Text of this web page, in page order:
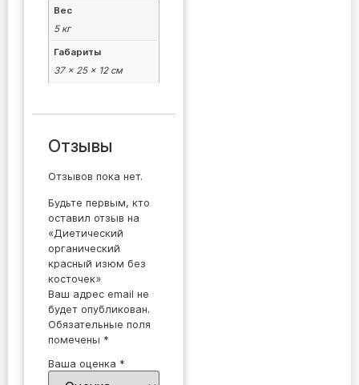
Вес
5 кг
Габариты
37 × 25 × 12 см
Отзывы
Отзывов пока нет.
Будьте первым, кто
оставил отзыв на
«Диетический
органический
красный изюм без
косточек»
Ваш адрес email не
будет опубликован.
Обязательные поля
помечены *
Ваша оценка *